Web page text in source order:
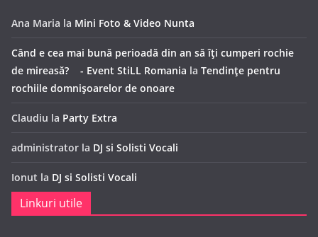
Ana Maria la Mini Foto & Video Nunta
Când e cea mai bună perioadă din an să îți cumperi rochie
de mireasă? - Event StiLL Romania la Tendințe pentru
rochiile domnișoarelor de onoare
Claudiu la Party Extra
administrator la DJ si Solisti Vocali
Ionut la DJ si Solisti Vocali
Linkuri utile